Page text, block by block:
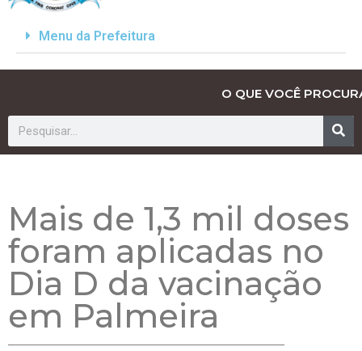
Menu da Prefeitura
O QUE VOCÊ
Mais de 1,3 mil doses
foram aplicadas no
Dia D da vacinação
em Palmeira